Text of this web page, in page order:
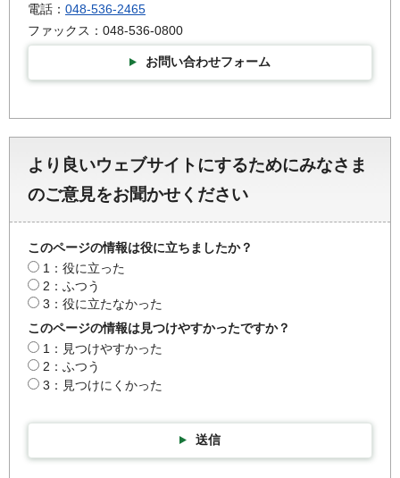
電話： 048-536-2465
ファックス：048-536-0800
お問い合わせフォーム
より良いウェブサイトにするためにみなさま
のご意見をお聞かせください
このページの情報は役に立ちましたか？
1：役に立った
2：ふつう
3：役に立たなかった
このページの情報は見つけやすかったですか？
1：見つけやすかった
2：ふつう
3：見つけにくかった
送信